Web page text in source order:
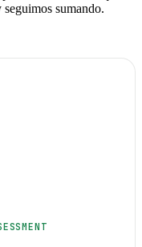
sumando.